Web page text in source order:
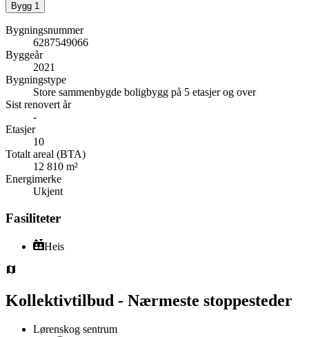
Bygg 1
Bygningsnummer
6287549066
Byggeår
2021
Bygningstype
Store sammenbygde boligbygg på 5 etasjer og over
Sist renovert år
-
Etasjer
10
Totalt areal (BTA)
12 810 m²
Energimerke
Ukjent
Fasiliteter
Heis
Kollektivtilbud - Nærmeste stoppesteder
Lørenskog sentrum